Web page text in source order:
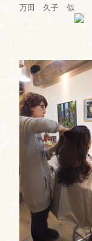
万田 久子 似